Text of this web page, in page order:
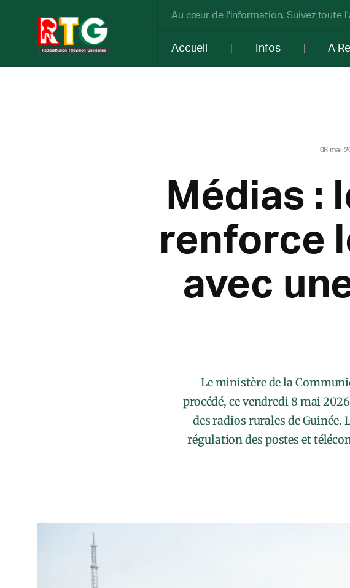
Au cœur de l'information. Suivez toute
Accueil Infos A
08 mai
Médias :
renforce
avec
Le ministère de la
procédé, ce vendredi 8 mai
des radios rurales de Guinée.
régulation des postes et